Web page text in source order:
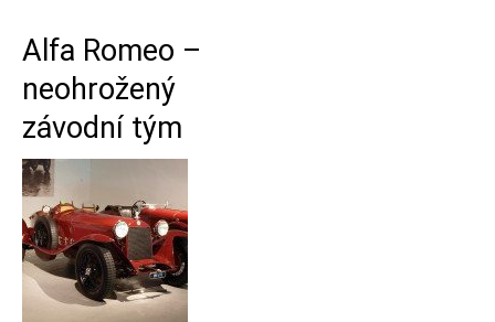
Alfa Romeo –
neohrožený
závodní tým